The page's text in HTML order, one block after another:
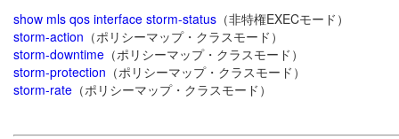
show mls qos interface storm-status （非特権EXECモード）
storm-action （ポリシーマップ・クラスモード）
storm-downtime （ポリシーマップ・クラスモード）
storm-protection （ポリシーマップ・クラスモード）
storm-rate （ポリシーマップ・クラスモード）